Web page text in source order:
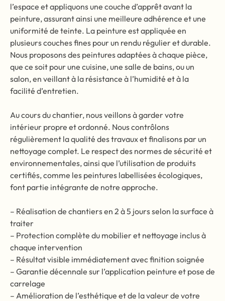
l’espace et appliquons une couche d’apprêt avant la
peinture, assurant ainsi une meilleure adhérence et une
uniformité de teinte. La peinture est appliquée en
plusieurs couches fines pour un rendu régulier et durable.
Nous proposons des peintures adaptées à chaque pièce,
que ce soit pour une cuisine, une salle de bains, ou un
salon, en veillant à la résistance à l’humidité et à la
facilité d’entretien.
Au cours du chantier, nous veillons à garder votre
intérieur propre et ordonné. Nous contrôlons
régulièrement la qualité des travaux et finalisons par un
nettoyage complet. Le respect des normes de sécurité et
environnementales, ainsi que l’utilisation de produits
certifiés, comme les peintures labellisées écologiques,
font partie intégrante de notre approche.
– Réalisation de chantiers en 2 à 5 jours selon la surface à
traiter
– Protection complète du mobilier et nettoyage inclus à
chaque intervention
– Résultat visible immédiatement avec finition soignée
– Garantie décennale sur l’application peinture et pose de
carrelage
– Amélioration de l’esthétique et de la valeur de votre